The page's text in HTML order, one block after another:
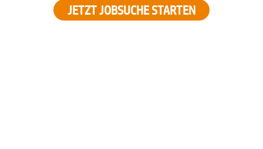
JETZT JOBSUCHE STARTEN